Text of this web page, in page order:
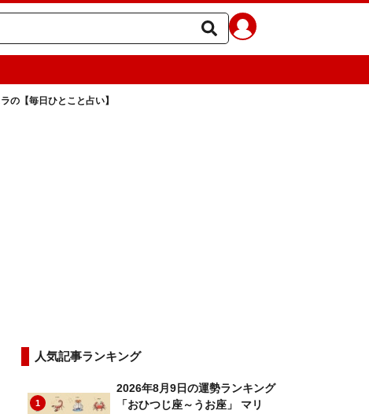
の【毎日ひとこと占い】
人気記事ランキング
1
2026年8月9日の運勢ランキング
「おひつじ座～うお座」 マリ